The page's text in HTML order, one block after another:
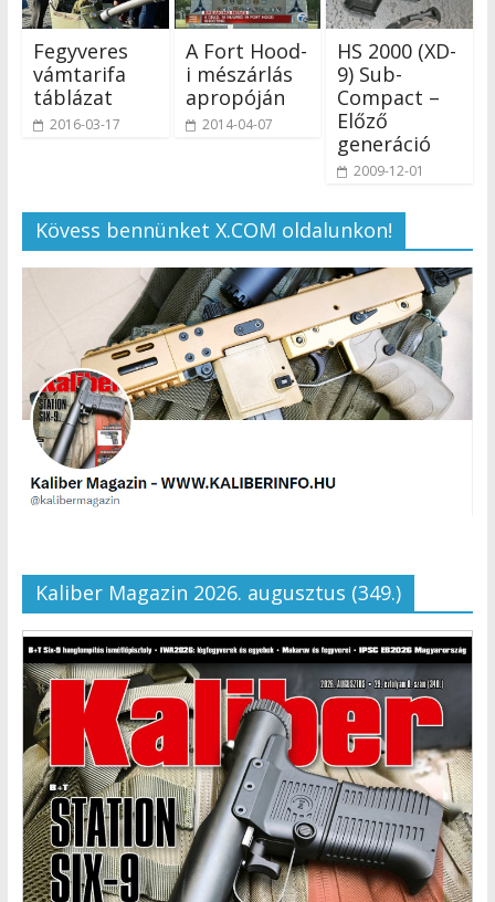
Fegyveres
vámtarifa
táblázat
2016-03-17
A Fort Hood-
i mészárlás
apropóján
2014-04-07
HS 2000 (XD-
9) Sub-
Compact –
Előző
generáció
2009-12-01
Kövess bennünket X.COM oldalunkon!
Kaliber Magazin 2026. augusztus (349.)